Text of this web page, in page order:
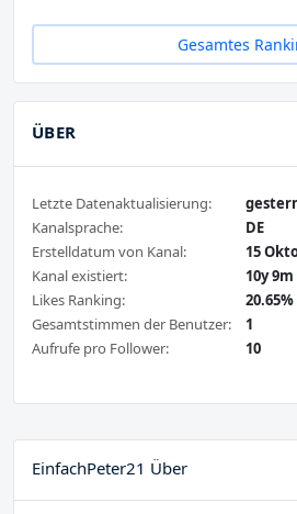
Gesamtes
ÜBER
Letzte Datenaktualisierung:
Kanalsprache:
DE
Erstelldatum von Kanal:
15
Kanal existiert:
10y 9m
Likes Ranking:
20.65%
Gesamtstimmen der Benutzer:
1
Aufrufe pro Follower:
10
EinfachPeter21 Über